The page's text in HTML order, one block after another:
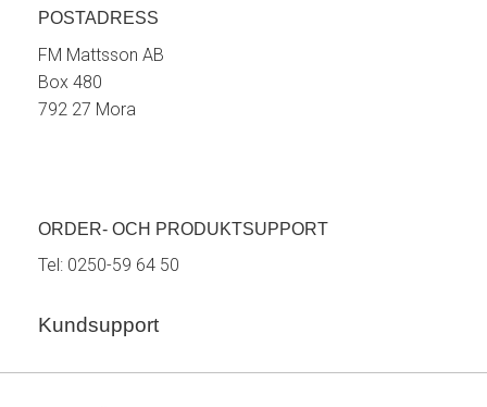
POSTADRESS
FM Mattsson AB
Box 480
792 27 Mora
ORDER- OCH PRODUKTSUPPORT
Tel: 0250-59 64 50
Kundsupport